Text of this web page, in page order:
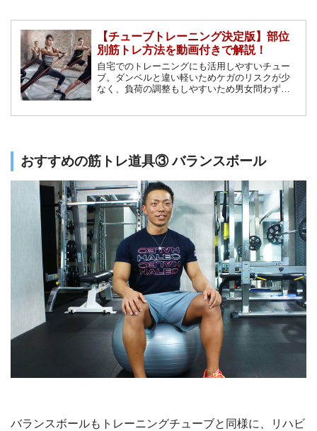
【チューブトレーニング決定版】部位
別筋トレ方法を動画付きで解説！
自宅でのトレーニングにも活用しやすいチュー
ブ。ダンベルと違い軽いためケガのリスクが少
なく、負荷の調整もしやすいため男女問わず使
おすすめの筋トレ道具③ バランスボール
バランスボールもトレーニングチューブと同様に、リハビ